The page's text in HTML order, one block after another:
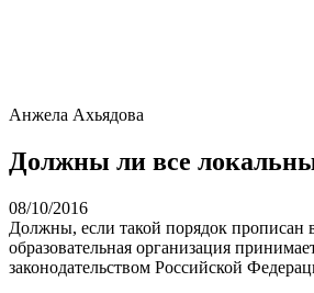
Анжела Ахьядова
Должны ли все
08/10/2016
Должны, если такой порядок прописан
образовательная организация
законодательством Российской